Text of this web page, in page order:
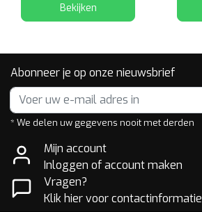
Bekijken
Abonneer je op onze nieuwsbrief
* We delen uw gegevens nooit met derden
Mijn account
Inloggen of account maken
Vragen?
Klik hier voor contactinformatie